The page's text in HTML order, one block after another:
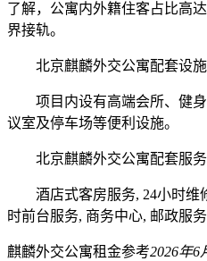
了解，公寓内外籍住客占比高
界接轨。
北京麒麟外交公寓配套设施
项目内设有高端会所、健
议室及停车场等便利设施。
北京麒麟外交公寓配套服务
酒店式客房服务, 24小时维
时前台服务, 商务中心, 邮政服务
麒麟外交公寓租金参考2026年6